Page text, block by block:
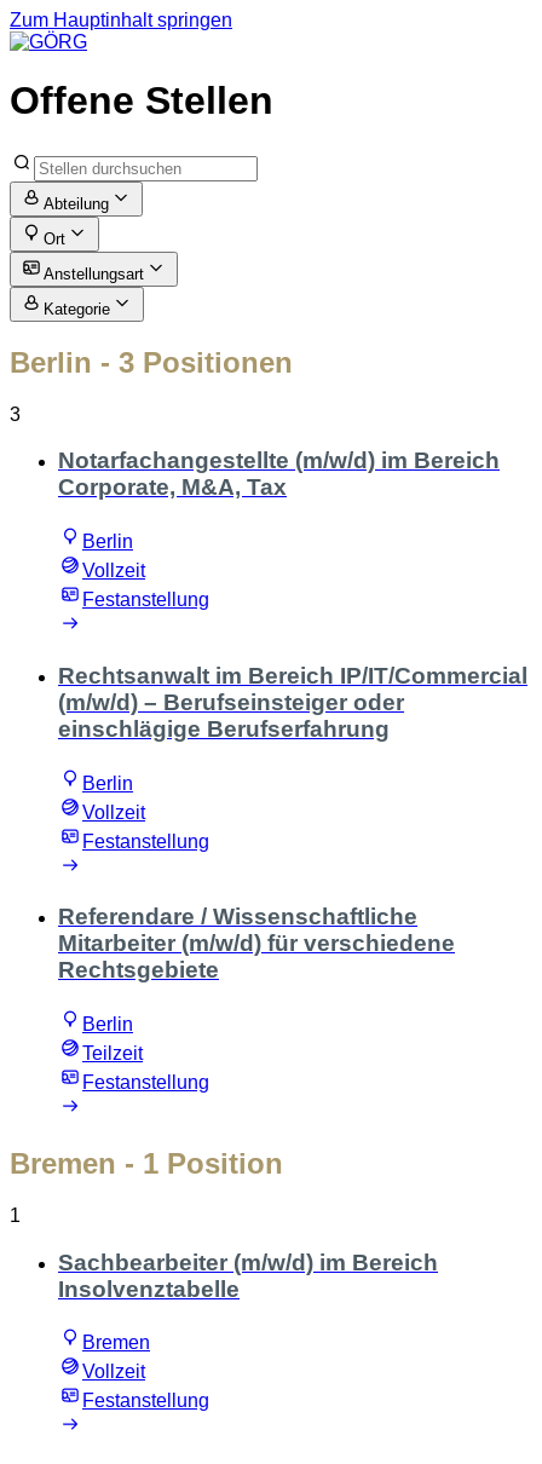
Zum Hauptinhalt springen
Offene Stellen
Abteilung
Ort
Anstellungsart
Kategorie
Berlin - 3 Positionen
3
Notarfachangestellte (m/w/d) im Bereich
Corporate, M&A, Tax
Berlin
Vollzeit
Festanstellung
Rechtsanwalt im Bereich IP/IT/Commercial
(m/w/d) – Berufseinsteiger oder
einschlägige Berufserfahrung
Berlin
Vollzeit
Festanstellung
Referendare / Wissenschaftliche
Mitarbeiter (m/w/d) für verschiedene
Rechtsgebiete
Berlin
Teilzeit
Festanstellung
Bremen - 1 Position
1
Sachbearbeiter (m/w/d) im Bereich
Insolvenztabelle
Bremen
Vollzeit
Festanstellung